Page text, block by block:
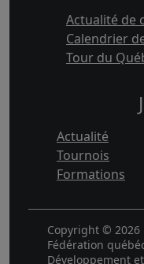
Actualité de
Calendrier
Tour du
Actualité
Tournois
Formations
Copyright © 2026
Fédération
Développement